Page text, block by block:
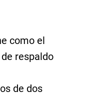
como el
respaldo
de dos